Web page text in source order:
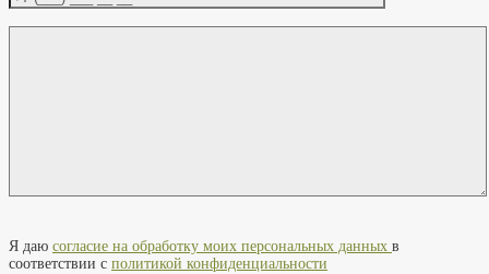
Я даю согласие на обработку моих персональных данных в
соответствии с политикой конфиденциальности